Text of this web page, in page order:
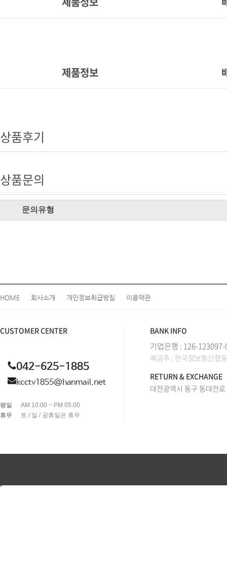
제품정보
상품후기
상품문의
문의유형
HOME 회사소개 개인정보취급방침 이용약관
CUSTOMER CENTER
042-625-1885
kcctv1855@hanmail.net
평일
AM 10:00 ~ PM 05:00
휴무
토 / 일 / 공휴일은 휴무
BANK INFO
기업은행 : 126-
예금주 : 한국정보통신협
RETURN & EXCHANGE
대전광역시 동구 동대전